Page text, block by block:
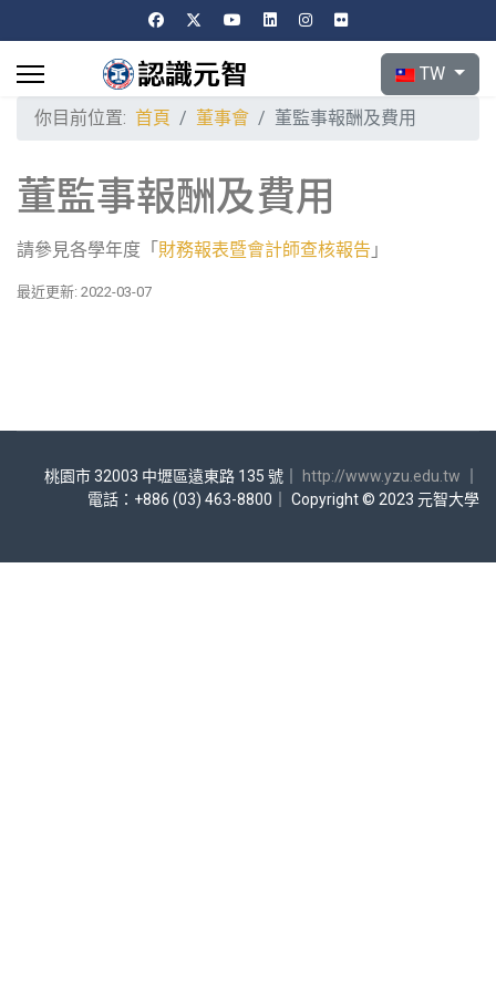
選擇你的語言
TW
你目前位置: 首頁 董事會 董監事報酬及費用
董監事報酬及費用
請參見各學年度「 財務報表暨會計師查核報告 」
最近更新: 2022-03-07
桃園市 32003 中壢區遠東路 135 號｜ http://www.yzu.edu.tw
電話：+886 (03) 463-8800｜ Copyright © 2023 元智大學